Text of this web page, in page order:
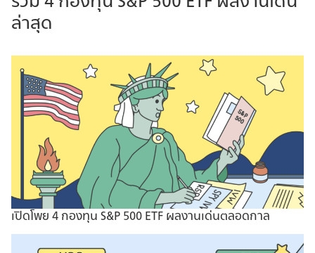
เปิดโพย 4 กองทุน S&P 500 ETF ผลงานเด่นตลอดกาล
ล่าสุด